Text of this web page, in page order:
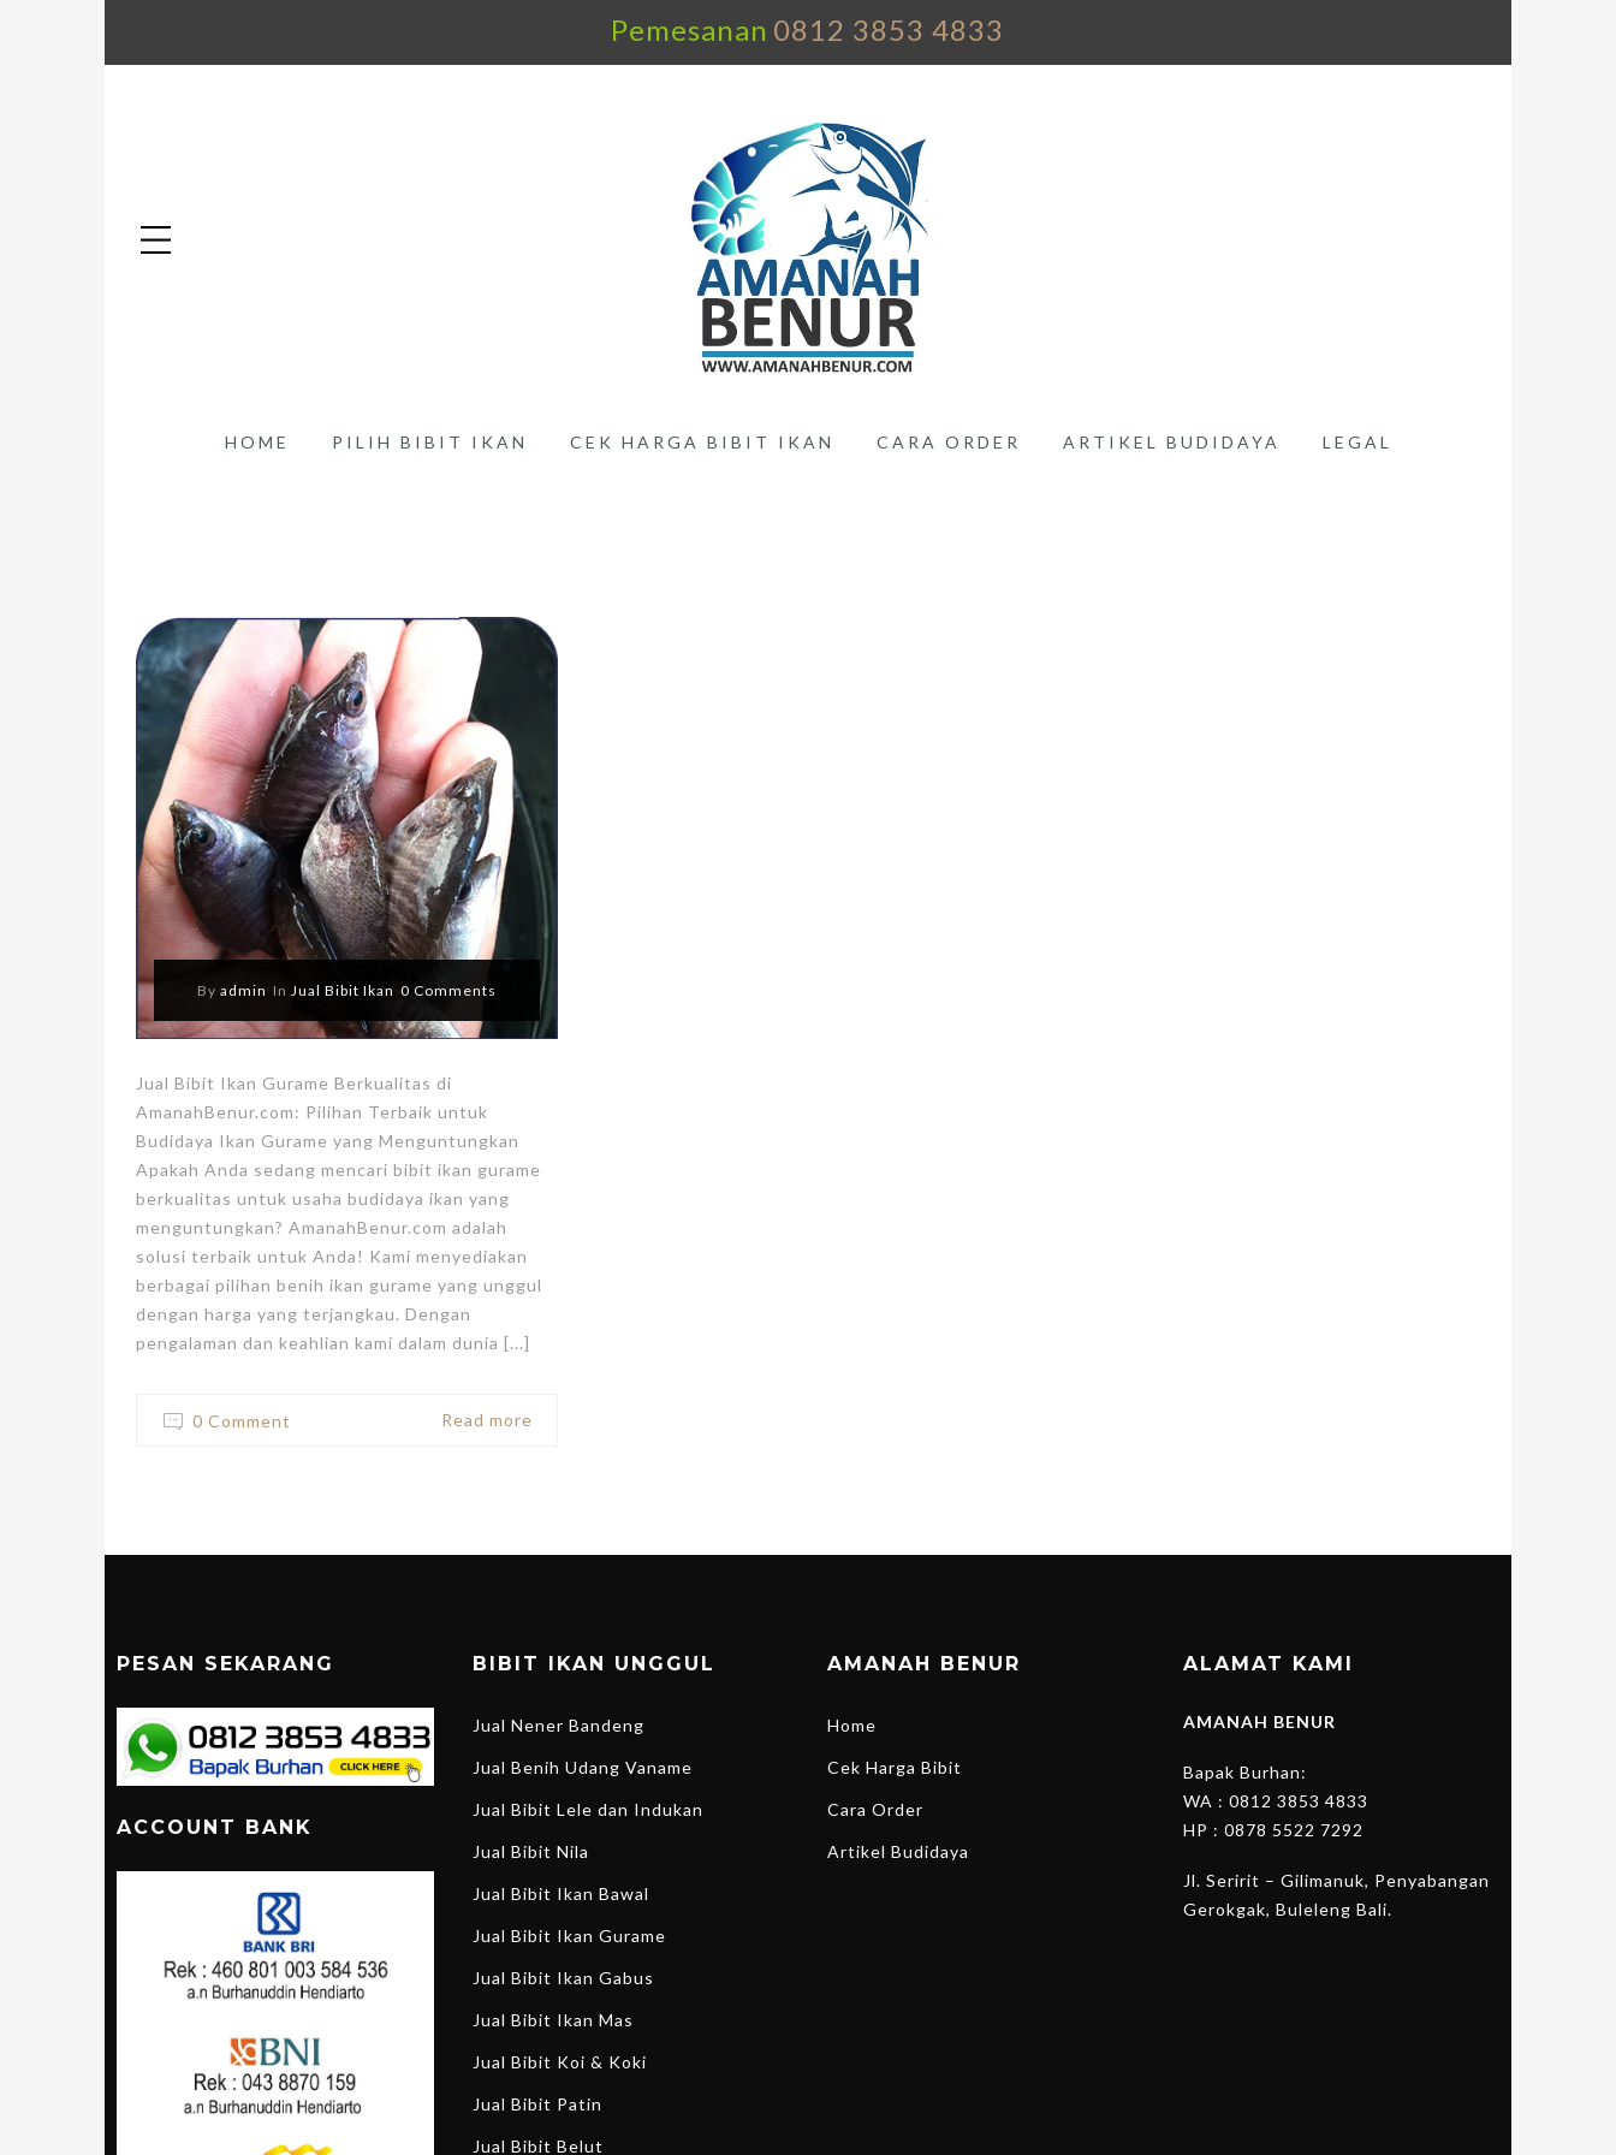
Pemesanan 0812 3853 4833
HOME PILIH BIBIT IKAN CEK HARGA BIBIT IKAN CARA ORDER ARTIKEL BUDIDAYA LEGAL
Byadmin In Jual Bibit Ikan 0 Comments
Jual Bibit Ikan Gurame Berkualitas di
AmanahBenur.com: Pilihan Terbaik untuk
Budidaya Ikan Gurame yang Menguntungkan
Apakah Anda sedang mencari bibit ikan gurame
berkualitas untuk usaha budidaya ikan yang
menguntungkan? AmanahBenur.com adalah
solusi terbaik untuk Anda! Kami menyediakan
berbagai pilihan benih ikan gurame yang unggul
dengan harga yang terjangkau. Dengan
pengalaman dan keahlian kami dalam dunia [...]
0 Comment Read more
PESAN SEKARANG
ACCOUNT BANK
BIBIT IKAN UNGGUL
Jual Nener Bandeng
Jual Benih Udang Vaname
Jual Bibit Lele dan Indukan
Jual Bibit Nila
Jual Bibit Ikan Bawal
Jual Bibit Ikan Gurame
Jual Bibit Ikan Gabus
Jual Bibit Ikan Mas
Jual Bibit Koi & Koki
Jual Bibit Patin
Jual Bibit Belut
AMANAH BENUR
Home
Cek Harga Bibit
Cara Order
Artikel Budidaya
ALAMAT KAMI
AMANAH BENUR
Bapak Burhan:
WA : 0812 3853 4833
HP : 0878 5522 7292
Jl. Seririt – Gilimanuk, Penyabangan
Gerokgak, Buleleng Bali.